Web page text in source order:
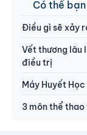
Có thể
Điều gì sẽ xảy
Vết thương lâu
điều trị
Máy Huyết
3 môn thể